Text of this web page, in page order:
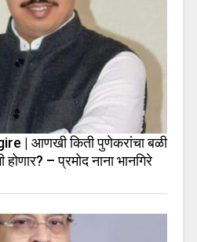
| आणखी किती पुणेकरांचा बळी
होणार? – प्रमोद नाना भानगिरे